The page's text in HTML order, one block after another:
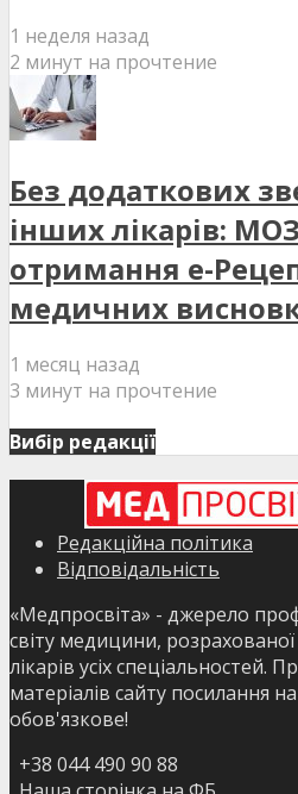
1 неделя назад
2 минут на прочтение
Без додаткових
інших лікарів:
отримання е-
медичних
1 месяц назад
3 минут на прочтение
Вибір редакції
Редакційна політика
Відповідальність
«Медпросвіта» - джерело
світу медицини,
лікарів усіх спеціальностей.
матеріалів сайту посилання
обов'язкове!
+38 044 490 90 88